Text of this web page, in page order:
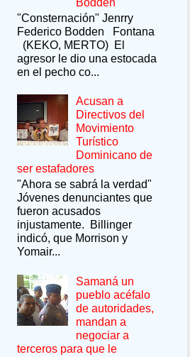
"Consternación" Jenrry
Federico Bodden Fontana
(KEKO, MERTO) El
agresor le dio una estocada
en el pecho co...
Acusan a
Directivos del
Movimiento
Turístico
Dominicano de
ser estafadores
"Ahora se sabrá la verdad"
Jóvenes denunciantes que
fueron acusados
injustamente. Billinger
indicó, que Morrison y
Yomair...
Samaná un
pueblo acéfalo
de autoridades,
mandan a
negociar a
terceros para que le